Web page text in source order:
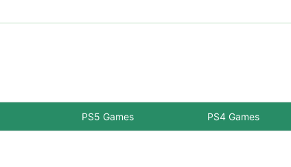
PS5 Games PS4 Games